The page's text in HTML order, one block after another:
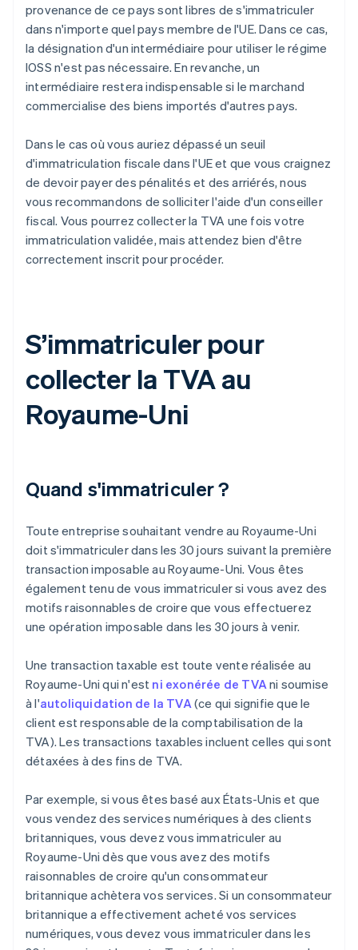
provenance de ce pays sont libres de s'immatriculer
dans n'importe quel pays membre de l'UE. Dans ce cas,
la désignation d'un intermédiaire pour utiliser le régime
IOSS n'est pas nécessaire. En revanche, un
intermédiaire restera indispensable si le marchand
commercialise des biens importés d'autres pays.
Dans le cas où vous auriez dépassé un seuil
d'immatriculation fiscale dans l'UE et que vous craignez
de devoir payer des pénalités et des arriérés, nous
vous recommandons de solliciter l'aide d'un conseiller
fiscal. Vous pourrez collecter la TVA une fois votre
immatriculation validée, mais attendez bien d'être
correctement inscrit pour procéder.
S’immatriculer pour
collecter la TVA au
Royaume-Uni
Quand s'immatriculer ?
Toute entreprise souhaitant vendre au Royaume-Uni
doit s'immatriculer dans les 30 jours suivant la première
transaction imposable au Royaume-Uni. Vous êtes
également tenu de vous immatriculer si vous avez des
motifs raisonnables de croire que vous effectuerez
une opération imposable dans les 30 jours à venir.
Une transaction taxable est toute vente réalisée au
Royaume-Uni qui n'est ni exonérée de TVAni soumise
à l'autoliquidation de la TVA(ce qui signifie que le
client est responsable de la comptabilisation de la
TVA). Les transactions taxables incluent celles qui sont
détaxées à des fins de TVA.
Par exemple, si vous êtes basé aux États-Unis et que
vous vendez des services numériques à des clients
britanniques, vous devez vous immatriculer au
Royaume-Uni dès que vous avez des motifs
raisonnables de croire qu'un consommateur
britannique achètera vos services. Si un consommateur
britannique a effectivement acheté vos services
numériques, vous devez vous immatriculer dans les